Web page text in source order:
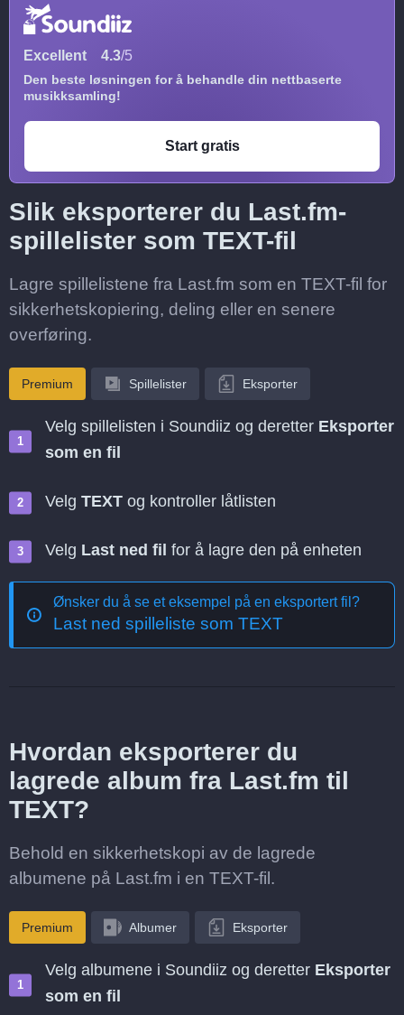
Excellent 4.3/5
Den beste løsningen for å behandle din nettbaserte
musikksamling!
Start gratis
Slik eksporterer du Last.fm-
spillelister som TEXT-fil
Lagre spillelistene fra Last.fm som en TEXT-fil for
sikkerhetskopiering, deling eller en senere
overføring.
Premium Spillelister Eksporter
Velg spillelisten i Soundiiz og deretter Eksporter
som en fil
Velg TEXT og kontroller låtlisten
Velg Last ned fil for å lagre den på enheten
Ønsker du å se et eksempel på en eksportert fil?
Last ned spilleliste som TEXT
Hvordan eksporterer du
lagrede album fra Last.fm til
TEXT?
Behold en sikkerhetskopi av de lagrede
albumene på Last.fm i en TEXT-fil.
Premium Albumer Eksporter
Velg albumene i Soundiiz og deretter Eksporter
som en fil